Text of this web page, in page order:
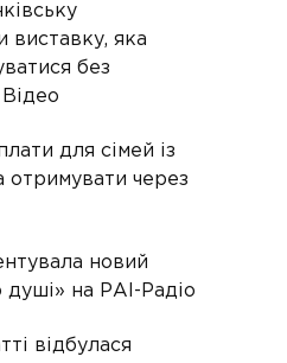
виставку, яка
без
для сімей із
отримувати через
новий
душі» на РАІ-Радіо
відбулася